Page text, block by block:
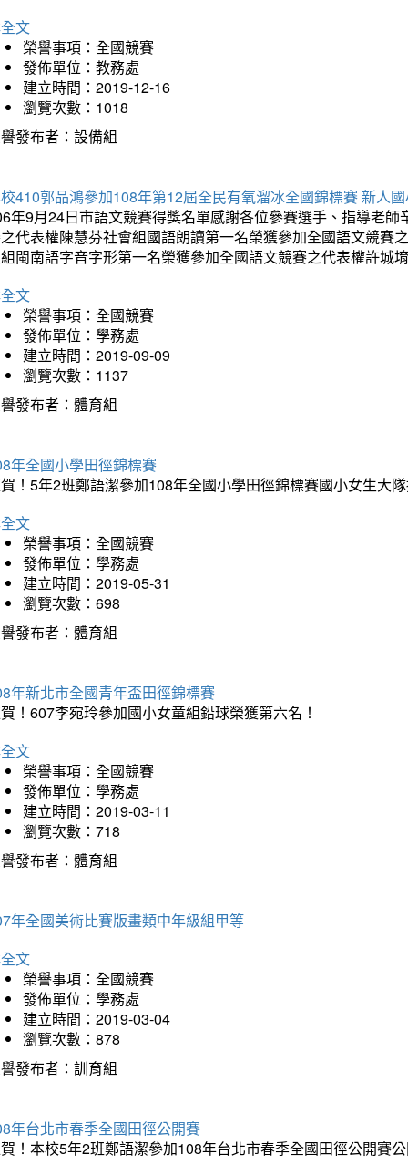
文
榮譽事項：全國競賽
發佈單位：教務處
建立時間：2019-12-16
瀏覽次數：1018
發布者：設備組
410郭品鴻參加108年第12屆全民有氧溜冰全國錦標賽 新人
年9月24日市語文競賽得獎名單感謝各位參賽選手、指導老
代表權陳慧芬社會組國語朗讀第一名榮獲參加全國語文競賽
閩南語字音字形第一名榮獲參加全國語文競賽之代表權許城
文
榮譽事項：全國競賽
發佈單位：學務處
建立時間：2019-09-09
瀏覽次數：1137
發布者：體育組
年全國小學田徑錦標賽
！5年2班鄭語潔參加108年全國小學田徑錦標賽國小女生大
文
榮譽事項：全國競賽
發佈單位：學務處
建立時間：2019-05-31
瀏覽次數：698
發布者：體育組
年新北市全國青年盃田徑錦標賽
！607李宛玲參加國小女童組鉛球榮獲第六名！
文
榮譽事項：全國競賽
發佈單位：學務處
建立時間：2019-03-11
瀏覽次數：718
發布者：體育組
年全國美術比賽版畫類中年級組甲等
文
榮譽事項：全國競賽
發佈單位：學務處
建立時間：2019-03-04
瀏覽次數：878
發布者：訓育組
年台北市春季全國田徑公開賽
！本校5年2班鄭語潔參加108年台北市春季全國田徑公開賽